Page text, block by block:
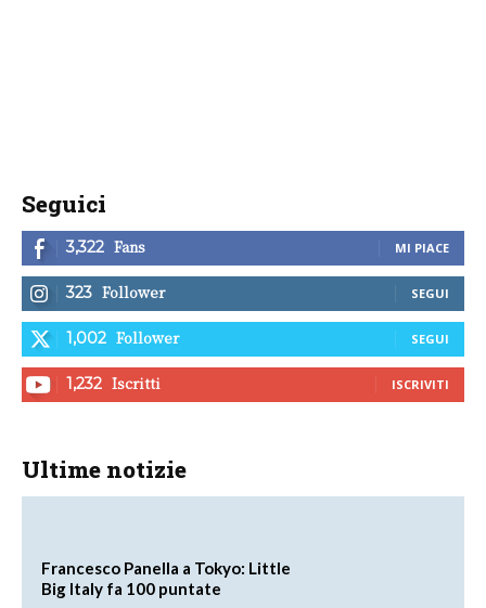
Seguici
3,322 Fans MI PIACE
323 Follower SEGUI
1,002 Follower SEGUI
1,232 Iscritti ISCRIVITI
Ultime notizie
Francesco Panella a Tokyo: Little
Big Italy fa 100 puntate